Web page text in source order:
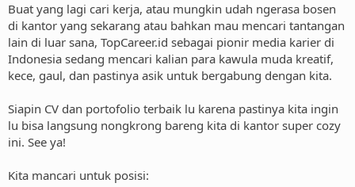
Buat yang lagi cari kerja, atau mungkin udah ngerasa bosen
di kantor yang sekarang atau bahkan mau mencari tantangan
lain di luar sana, TopCareer.id sebagai pionir media karier di
Indonesia sedang mencari kalian para kawula muda kreatif,
kece, gaul, dan pastinya asik untuk bergabung dengan kita.
Siapin CV dan portofolio terbaik lu karena pastinya kita ingin
lu bisa langsung nongkrong bareng kita di kantor super cozy
ini. See ya!
Kita mancari untuk posisi: